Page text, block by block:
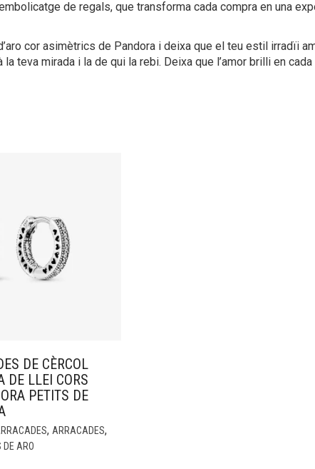
de regals, que transforma cada compra en una
cor asimètrics de Pandora i deixa que el teu estil irradïi
la teva mirada i la de qui la rebi. Deixa que l’amor brilli en
DE CÈRCOL
DE LLEI CORS
PETITS DE
, ARRACADES,
ARO